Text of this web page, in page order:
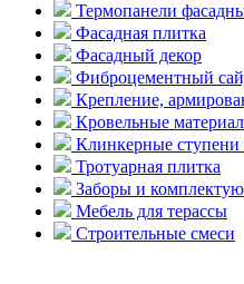
Термопанели
Фасадная плитка
Фасадный декор
Фиброцементный
Крепление,
Кровельные
Клинкерные ступени
Тротуарная плитка
Заборы и
Мебель для терассы
Строительные смеси